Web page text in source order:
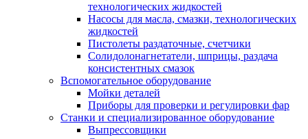
технологических жидкостей
Насосы для масла, смазки, технологических
жидкостей
Пистолеты раздаточные, счетчики
Солидолонагнетатели, шприцы, раздача
консистентных смазок
Вспомогательное оборудование
Мойки деталей
Приборы для проверки и регулировки фар
Станки и специализированное оборудование
Выпрессовщики